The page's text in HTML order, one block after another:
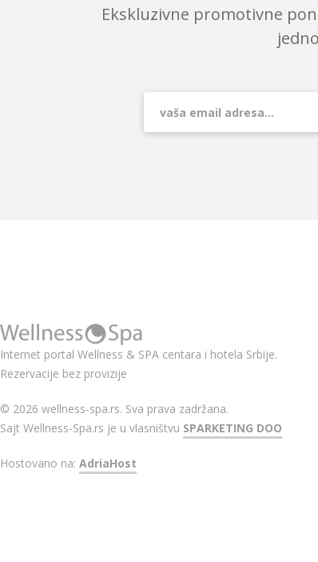
Ekskluzivne promotivne
Internet portal Wellness & SPA centara i hotela Srbije.
Rezervacije bez provizije
© 2026 wellness-spa.rs. Sva prava zadržana.
Sajt Wellness-Spa.rs je u vlasništvu SPARKETING DOO
Hostovano na: AdriaHost